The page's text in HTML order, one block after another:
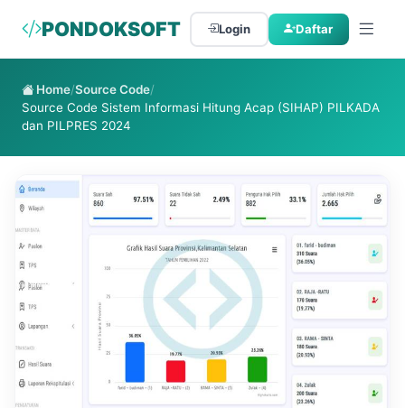
PONDOKSOFT Login Daftar
Home/Source Code/
Source Code Sistem Informasi Hitung Acap (SIHAP) PILKADA
dan PILPRES 2024